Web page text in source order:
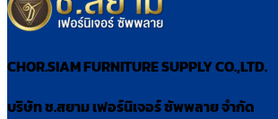
CHOR.SIAM FURNITURE SUPPLY CO.,LTD.
บริษัท ช.สยาม เฟอร์นิเจอร์ ซัพพลาย จำกัด